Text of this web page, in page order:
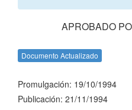
APROBADO
Documento Actualizado
Promulgación: 19/10/1994
Publicación: 21/11/1994